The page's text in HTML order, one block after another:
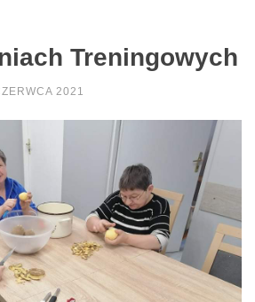
Treningowych
2021